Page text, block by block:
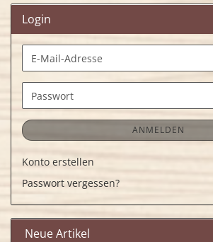
Login
E-
Mail-
Adresse
Passwort
ANMELDEN
Konto erstellen
Passwort vergessen?
Neue Artikel